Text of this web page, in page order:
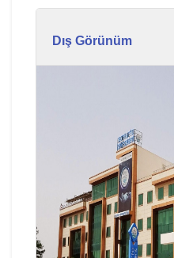
Dış Görünüm